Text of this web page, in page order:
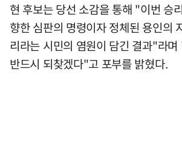
현 후보는 당선 소감을 통해 "이번 승
향한 심판의 명령이자 정체된 용인의
리라는 시민의 염원이 담긴 결과"라
반드시 되찾겠다"고 포부를 밝혔다.